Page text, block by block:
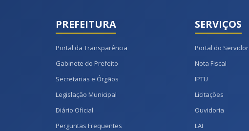
PREFEITURA
Portal da Transparência
Gabinete do Prefeito
Secretarias e Órgãos
Legislação Municipal
Diário Oficial
Perguntas Frequentes
SERVIÇOS
Portal do Servidor
Nota Fiscal
IPTU
Licitações
Ouvidoria
LAI